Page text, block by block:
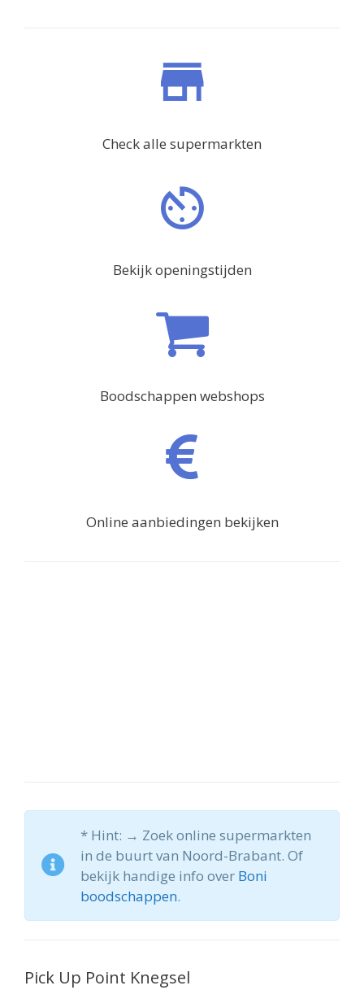
Check alle supermarkten
Bekijk openingstijden
Boodschappen webshops
Online aanbiedingen bekijken
* Hint: → Zoek online supermarkten
in de buurt van Noord-Brabant. Of
bekijk handige info over Boni
boodschappen.
Pick Up Point Knegsel